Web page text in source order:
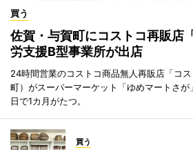
買う
佐賀・与賀町にコストコ再販
労支援B型事業所が出店
24時間営業のコストコ商品無人再販店「コ
町）がスーパーマーケット「ゆめマートさ
日で1カ月がたつ。
買う